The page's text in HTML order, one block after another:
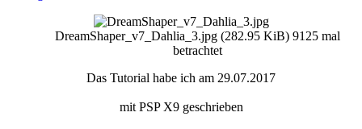
DreamShaper_v7_Dahlia_3.jpg (282.95 KiB) 9125 mal
betrachtet
Das Tutorial habe ich am 29.07.2017
mit PSP X9 geschrieben